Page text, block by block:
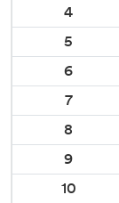
4
5
6
7
8
9
10